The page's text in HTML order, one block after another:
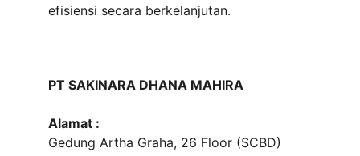
efisiensi secara berkelanjutan.
PT SAKINARA DHANA MAHIRA
Alamat :
Gedung Artha Graha, 26 Floor (SCBD)